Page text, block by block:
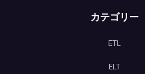
カテゴリー
ETL
ELT